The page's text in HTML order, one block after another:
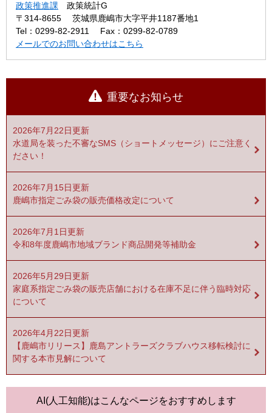
政策推進課
政策統計G
〒314-8655
茨城県鹿嶋市大字平井1187番地1
Tel：0299-82-2911
Fax：0299-82-0789
メールでのお問い合わせはこちら
重要なお知らせ
2026年7月22日更新
水道局を装った不審なSMS（ショートメッセージ）にご注意く
ださい！
2026年7月15日更新
鹿嶋市指定ごみ袋の販売価格改定について
2026年7月1日更新
令和8年度鹿嶋市地域ブランド商品開発等補助金
2026年5月29日更新
家庭系指定ごみ袋の販売店舗における在庫不足に伴う臨時対応
について
2026年4月22日更新
【鹿嶋市リリース】鹿島アントラーズクラブハウス移転検討に
関する本市見解について
AI(人工知能)はこんなページをおすすめします